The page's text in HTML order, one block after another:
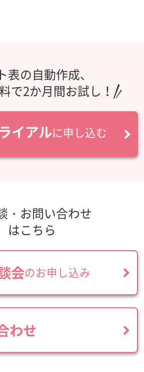
表の自動作成、
で2か月間お試し！
イアルに申し込む
・お問い合わせ
はこちら
会のお申し込み
わせ